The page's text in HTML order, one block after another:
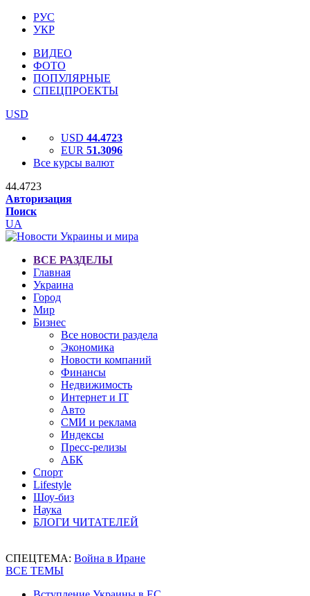
РУС
УКР
ВИДЕО
ФОТО
ПОПУЛЯРНЫЕ
СПЕЦПРОЕКТЫ
USD
USD 44.4723
EUR 51.3096
Все курсы валют
44.4723
Авторизация
Поиск
UA
ВСЕ РАЗДЕЛЫ
Главная
Украина
Город
Мир
Бизнес
Все новости раздела
Экономика
Новости компаний
Финансы
Недвижимость
Интернет и IT
Авто
СМИ и реклама
Индексы
Пресс-релизы
АБК
Спорт
Lifestyle
Шоу-биз
Наука
БЛОГИ ЧИТАТЕЛЕЙ
СПЕЦТЕМА: Война в Иране
ВСЕ ТЕМЫ